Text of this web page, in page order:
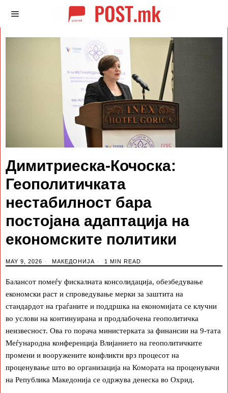
Димитриеска-Кочоска:
Геополитичката
нестабилност бара
постојана адаптација на
економските политики
MAY 9, 2026 МАКЕДОНИЈА 1 MIN READ
Балансот помеѓу фискалната консолидација, обезбедување
економски раст и спроведување мерки за заштита на
стандардот на граѓаните и поддршка на економијата се клучни
во услови на континуирана и продлабочена геополитичка
неизвесност. Ова го порача министерката за финансии на 9-тата
Меѓународна конференција Влијанието на геополитичките
промени и вооружените конфликти врз процесот на
проценување што во организација на Комората на проценувачи
на Република Македонија се одржува денеска во Охрид.